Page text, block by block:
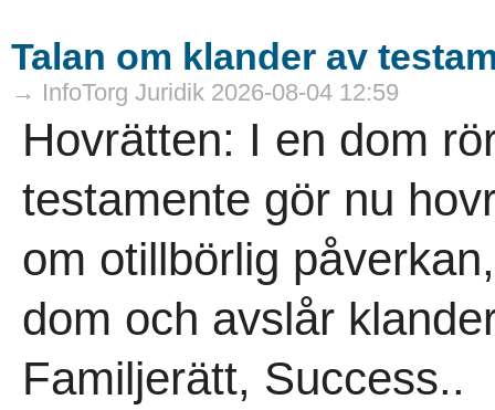
Talan om klander av
→ InfoTorg Juridik 2026-08-04 12:59
Hovrätten: I en dom
testamente gör nu
om otillbörlig
dom och avslår
Familjerätt, Success..